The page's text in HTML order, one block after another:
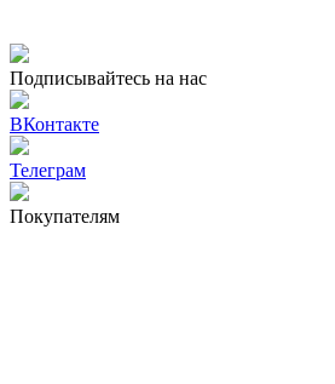
Подписывайтесь на нас
ВКонтакте
Телеграм
Покупателям